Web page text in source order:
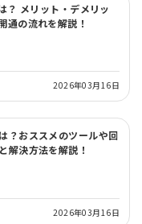
？ メリット・デメリッ
通の流れを解説！
2026年03月16日
？おススメのツールや回
解決方法を解説！
2026年03月16日